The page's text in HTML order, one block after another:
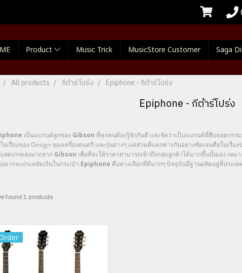
Product Music Trick MusicStore Customer Saga
All products กีต้าร์โปร่ง Epiphone - กีต้าร์โปร่ง
Epiphone - กีต้าร์โปร่ง
เป็นแบรนด์ลูกของ Gibson ที่ทุกคนต้องรู้จักกันดี และจัดว่าเป็บแบรนด์ที่สืบทอดกรร
องของ Design ของเครื่องดนตรี และรุ่นต่างๆ แต่ส่วนที่แตกต่างกันอย่างชัดเจนคือในเรื่อ
กรดลงมากจาก Gibson เพื่อที่จะให้ราคาสามารถเข้าถึงกลุ่มลูกค้าได้มากขึ้นนั้นเอง เห
จะประหยัดเงินในกระเป๋า Epiphone คือทางเลือกที่ดีมากๆ ปัจจุบันมีฐานผลิตอยู่ที่ประเท
found 1 products